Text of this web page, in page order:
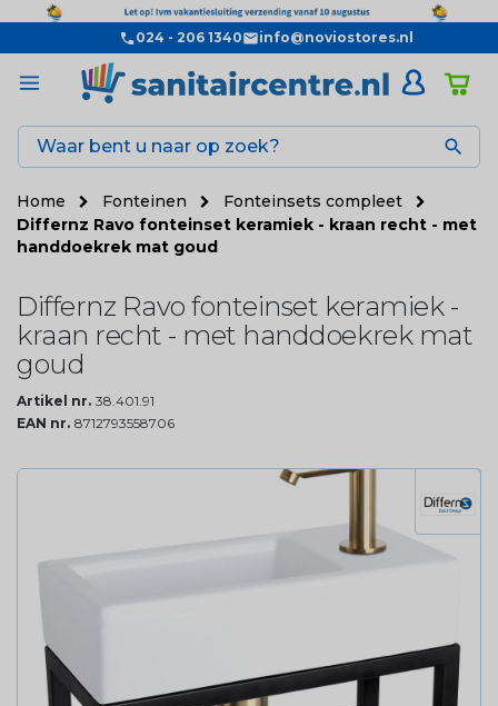
024 - 206 1340 info@noviostores.nl

Home Fonteinen
Fonteinsets compleet
Differnz Ravo fonteinset keramiek - kraan recht - met
handdoekrek mat goud
Differnz Ravo fonteinset keramiek -
kraan recht - met handdoekrek mat
goud
Artikel nr. 38.401.91
EAN nr. 8712793558706